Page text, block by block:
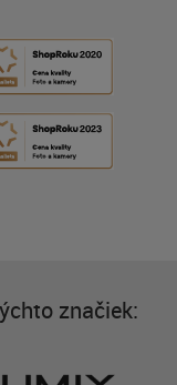
značiek: